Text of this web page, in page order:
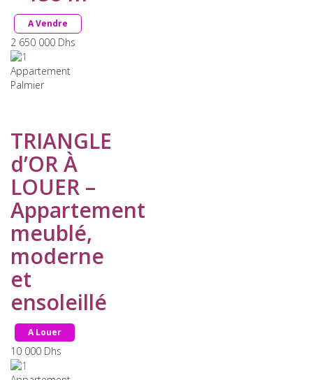
A Vendre
2 650 000 Dhs
Appartement
Palmier
TRIANGLE
d’OR À
LOUER –
Appartement
meublé,
moderne
et
ensoleillé
A Louer
10 000 Dhs